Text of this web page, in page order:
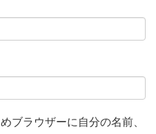
ブラウザーに自分の名前、